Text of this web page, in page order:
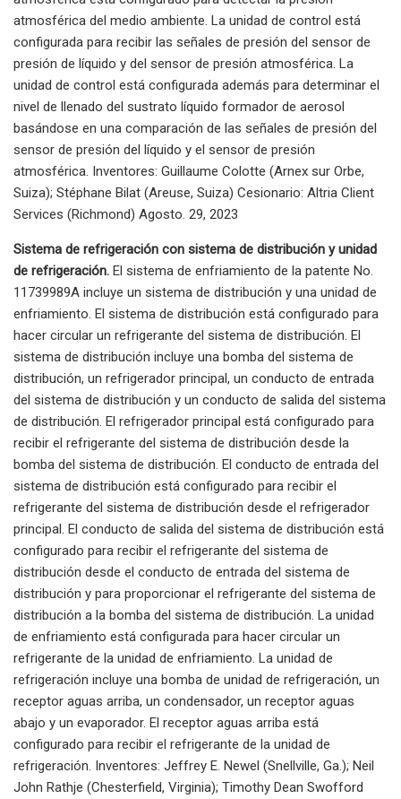
atmosférica del medio ambiente. La unidad de control está
configurada para recibir las señales de presión del sensor de
presión de líquido y del sensor de presión atmosférica. La
unidad de control está configurada además para determinar el
nivel de llenado del sustrato líquido formador de aerosol
basándose en una comparación de las señales de presión del
sensor de presión del líquido y el sensor de presión
atmosférica. Inventores: Guillaume Colotte (Arnex sur Orbe,
Suiza); Stéphane Bilat (Areuse, Suiza) Cesionario: Altria Client
Services (Richmond) Agosto. 29, 2023
Sistema de refrigeración con sistema de distribución y unidad
de refrigeración. El sistema de enfriamiento de la patente No.
11739989A incluye un sistema de distribución y una unidad de
enfriamiento. El sistema de distribución está configurado para
hacer circular un refrigerante del sistema de distribución. El
sistema de distribución incluye una bomba del sistema de
distribución, un refrigerador principal, un conducto de entrada
del sistema de distribución y un conducto de salida del sistema
de distribución. El refrigerador principal está configurado para
recibir el refrigerante del sistema de distribución desde la
bomba del sistema de distribución. El conducto de entrada del
sistema de distribución está configurado para recibir el
refrigerante del sistema de distribución desde el refrigerador
principal. El conducto de salida del sistema de distribución está
configurado para recibir el refrigerante del sistema de
distribución desde el conducto de entrada del sistema de
distribución y para proporcionar el refrigerante del sistema de
distribución a la bomba del sistema de distribución. La unidad
de enfriamiento está configurada para hacer circular un
refrigerante de la unidad de enfriamiento. La unidad de
refrigeración incluye una bomba de unidad de refrigeración, un
receptor aguas arriba, un condensador, un receptor aguas
abajo y un evaporador. El receptor aguas arriba está
configurado para recibir el refrigerante de la unidad de
refrigeración. Inventores: Jeffrey E. Newel (Snellville, Ga.); Neil
John Rathje (Chesterfield, Virginia); Timothy Dean Swofford